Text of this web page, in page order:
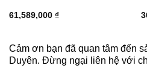
61,589,000 ₫
Cảm ơn bạn đã quan tâm đến
Duyên. Đừng ngại liên hệ với